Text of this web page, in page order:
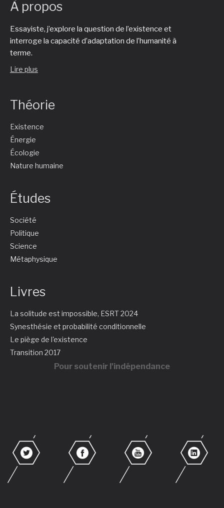
À propos
Essayiste, j’explore la question de l’existence et
interroge la capacité d’adaptation de l’humanité à
terme.
Lire plus
Théorie
Existence
Énergie
Écologie
Nature humaine
Études
Société
Politique
Science
Métaphysique
Livres
La solitude est impossible, ESRT 2024
Synesthésie et probabilité conditionnelle
Le piège de l'existence
Transition 2017
Pour soutenir l'indépendance